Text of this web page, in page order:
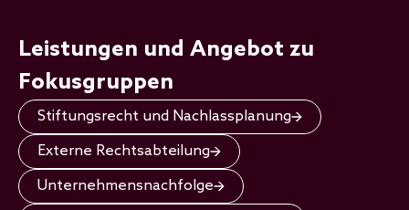
Leistungen und Angebot zu
Fokusgruppen
Stiftungsrecht und Nachlassplanung
Externe Rechtsabteilung
Unternehmensnachfolge